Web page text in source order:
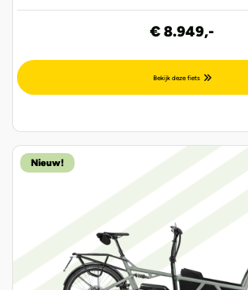
€ 8.949,-
Bekijk deze fiets
Nieuw!